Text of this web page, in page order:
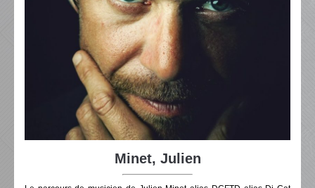
Minet, Julien